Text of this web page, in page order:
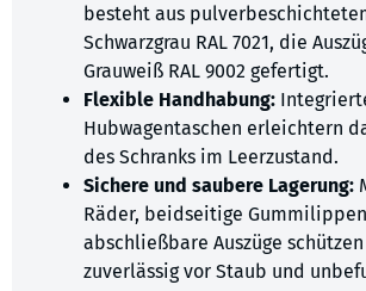
besteht aus
Schwarzgrau RAL 7021, die
Grauweiß RAL 9002 gefertigt.
Flexible Handhabung:
Hubwagentaschen erleichtern
des Schranks im Leerzustand.
Sichere und saubere Lagerung:
Räder, beidseitige
abschließbare Auszüge schützen
zuverlässig vor Staub und